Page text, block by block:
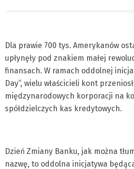
Dla prawie 700 tys. Amerykanów
upłynęły pod znakiem małej
finansach. W ramach oddolnej
Day”, wielu właścicieli kont
międzynarodowych korporacji na
spółdzielczych kas kredytowych.
Dzień Zmiany Banku, jak można
nazwę, to oddolna inicjatywa